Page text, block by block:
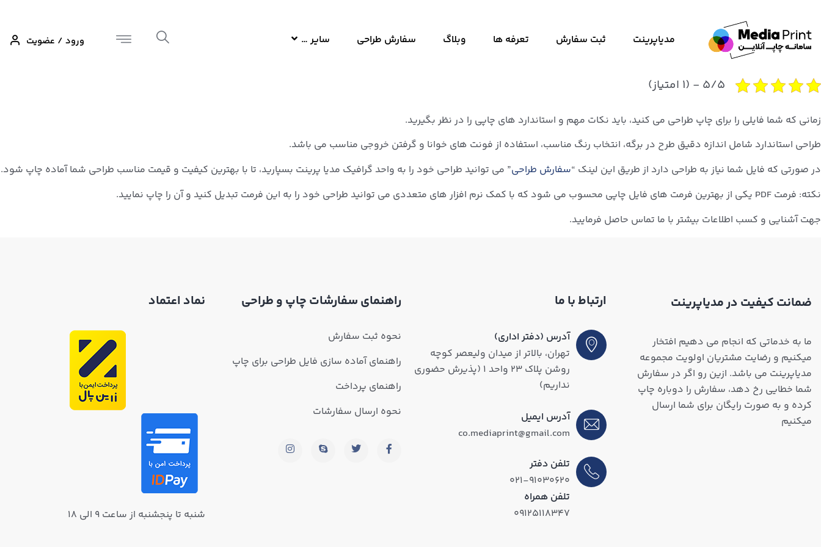
مدیاپرینت ثبت سفارش تعرفه ها وبلاگ سفارش طراحی سایر … ورود / عضویت
۵/۵ - (۱ امتیاز)
زمانی که شما فایلی را برای چاپ طراحی می کنید، باید نکات مهم و استاندارد های چاپی را در نظر بگیرید.
طراحی استاندارد شامل اندازه دقیق طرح در برگه، انتخاب رنگ مناسب، استفاده از فونت های خوانا و گرفتن خروجی مناسب می باشد.
در صورتی که فایل شما نیاز به طراحی دارد از طریق این لینک “سفارش طراحی” می توانید طراحی خود را به واحد گرافیک مدیا پرینت بسپارید، تا با بهترین کیفیت و قیمت مناسب طراحی شما آماده چاپ شود.
نکته: فرمت PDF یکی از بهترین فرمت های فایل چاپی محسوب می شود که با کمک نرم افزار های متعددی می توانید طراحی خود را به این فرمت تبدیل کنید و آن را چاپ نمایید.
جهت آشنایی و کسب اطلاعات بیشتر با ما تماس حاصل فرمایید.
ضمانت کیفیت در مدیاپرینت
ما به خدماتی که انجام می دهیم افتخار
میکنیم و رضایت مشتریان اولویت مجموعه
مدیاپرینت می باشد. ازین رو اگر در سفارش
شما خطایی رخ دهد، سفارش را دوباره چاپ
کرده و به صورت رایگان برای شما ارسال
میکنیم
ارتباط با ما
آدرس (دفتر اداری)
تهران، بالاتر از میدان ولیعصر کوچه
روشن پلاک ۲۳ واحد ۱ (پذیرش حضوری
نداریم)
آدرس ایمیل
co.mediaprint@gmail.com
تلفن دفتر
۰۲۱-۹۱۰۳۰۶۲۰
تلفن همراه
۰۹۱۲۵۱۱۸۳۴۷
راهنمای سفارشات چاپ و طراحی
نحوه ثبت سفارش
راهنمای آماده سازی فایل طراحی برای چاپ
راهنمای پرداخت
نحوه ارسال سفارشات
نماد اعتماد
شنبه تا پنجشنبه از ساعت ۹ الی ۱۸